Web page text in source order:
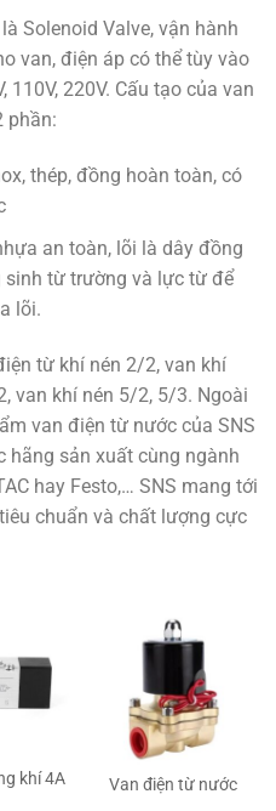
Solenoid Valve, vận hành
van, điện áp có thể tùy vào
110V, 220V. Cấu tạo của van
phần:
thép, đồng hoàn toàn, có
an toàn, lõi là dây đồng
từ trường và lực từ để
lõi.
từ khí nén 2/2, van khí
van khí nén 5/2, 5/3. Ngoài
van điện từ nước của SNS
hãng sản xuất cùng ngành
hay Festo,… SNS mang tới
chuẩn và chất lượng cực
khí 4A Van điện từ nước